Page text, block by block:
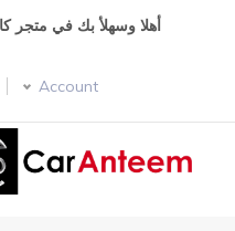
أهلا وسهلأ بك في متجر
Account